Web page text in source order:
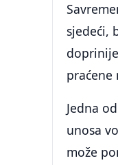
sjedeći,
praćene
Jedna
unosa
može